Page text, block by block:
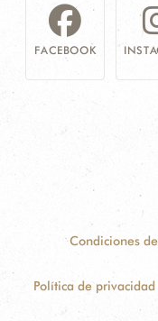
FACEBOOK
Condiciones
Política de